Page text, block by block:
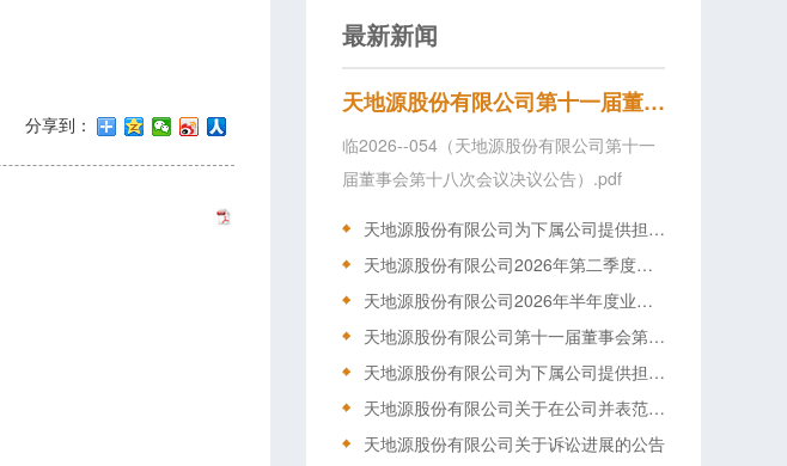
最新新闻
天地源股份有限公司第十一届董事会第十八次会议决议公告
临2026--054（天地源股份有限公司第十一
届董事会第十八次会议决议公告）.pdf
天地源股份有限公司为下属公司提供担保的公告
天地源股份有限公司2026年第二季度房地产项目经营情况简报
天地源股份有限公司2026年半年度业绩预告
天地源股份有限公司第十一届董事会第十七次会议决议公告
天地源股份有限公司为下属公司提供担保的公告
天地源股份有限公司关于在公司并表范围内划转下属公司股权的公告
天地源股份有限公司关于诉讼进展的公告
分享到：